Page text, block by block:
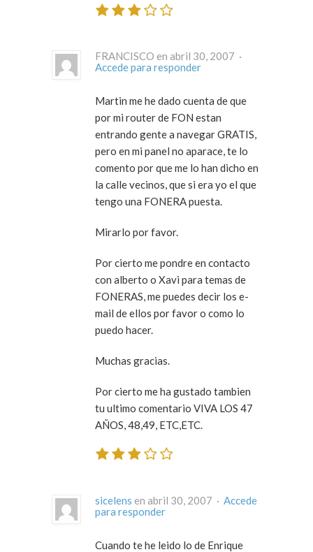
FRANCISCO en abril 30, 2007 ·
Accede para responder
Martin me he dado cuenta de que
por mi router de FON estan
entrando gente a navegar GRATIS,
pero en mi panel no aparace, te lo
comento por que me lo han dicho en
la calle vecinos, que si era yo el que
tengo una FONERA puesta.
Mirarlo por favor.
Por cierto me pondre en contacto
con alberto o Xavi para temas de
FONERAS, me puedes decir los e-
mail de ellos por favor o como lo
puedo hacer.
Muchas gracias.
Por cierto me ha gustado tambien
tu ultimo comentario VIVA LOS 47
AÑOS, 48,49, ETC,ETC.
sicelens en abril 30, 2007 · Accede
para responder
Cuando te he leido lo de Enrique